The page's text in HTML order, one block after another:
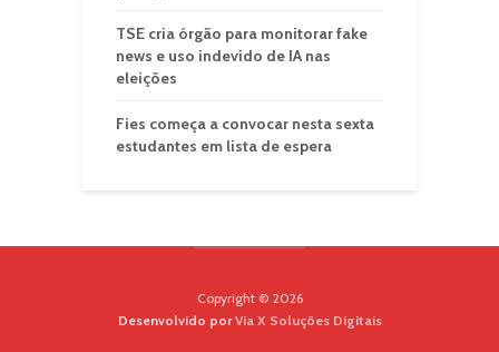
TSE cria órgão para monitorar fake
news e uso indevido de IA nas
eleições
Fies começa a convocar nesta sexta
estudantes em lista de espera
Copyright © 2026
Desenvolvido porVia X Soluções Digitais